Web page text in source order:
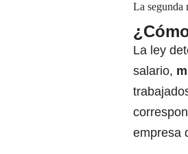
La segunda
La ley
salario,
empresa